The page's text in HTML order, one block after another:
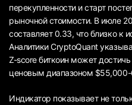
перекупленности и старт
рыночной стоимости. В июле
составляет 0.33, что близко к
Аналитики CryptoQuant
Z-score биткоин может
ценовым диапазоном
Индикатор показывает не